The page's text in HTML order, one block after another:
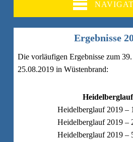
Ergebnisse
Die vorläufigen Ergebnisse zum
25.08.2019 in Wüstenbrand:
Heidelberglauf 2019 –
Heidelberglauf 2019 –
Heidelberglauf 2019 –